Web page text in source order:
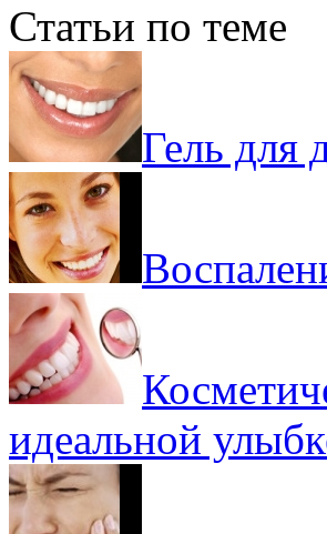
Статьи по теме
Гель для
идеальной